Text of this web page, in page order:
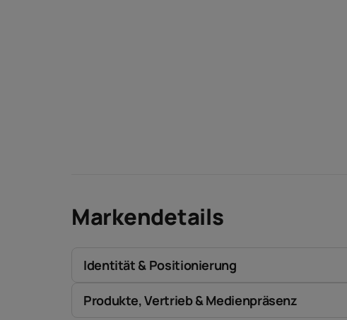
Markendetails
Identität & Positionierung
Produkte, Vertrieb & Medienpräsenz